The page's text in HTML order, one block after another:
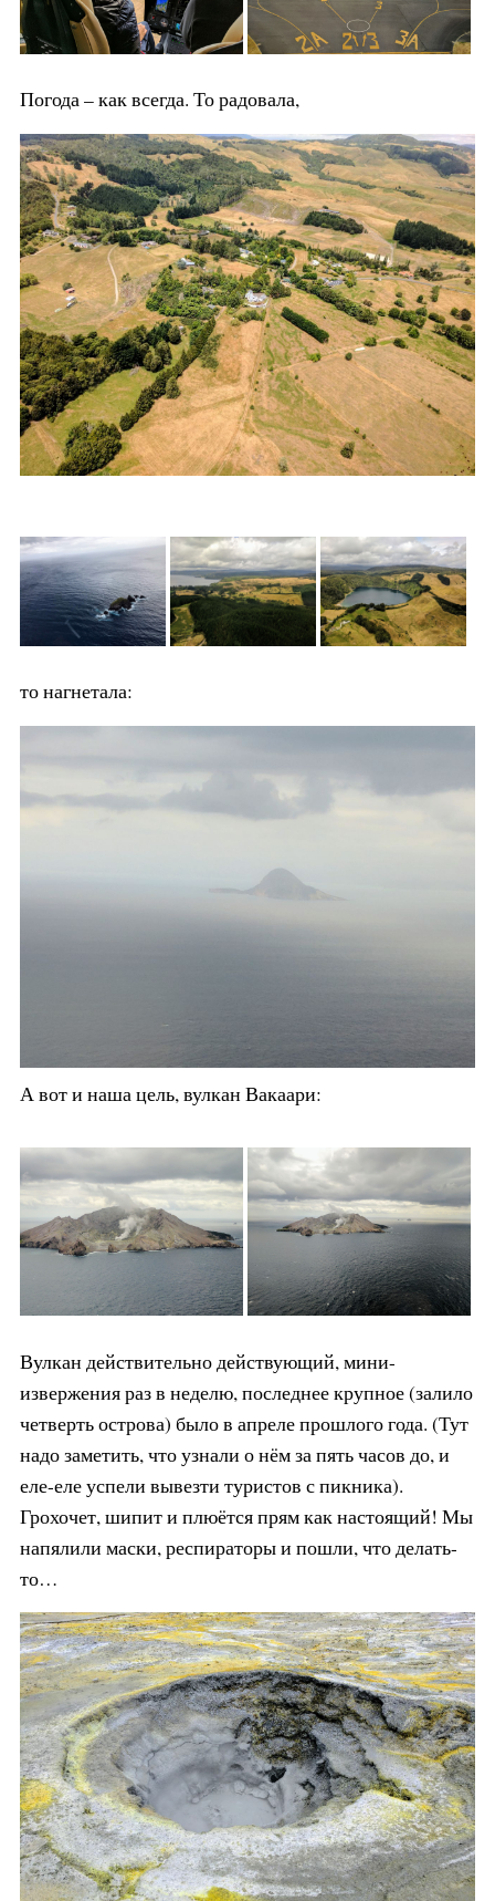
Погода – как всегда. То радовала,
то нагнетала:
А вот и наша цель, вулкан Вакаари:
Вулкан действительно действующий, мини-
извержения раз в неделю, последнее крупное (залило
четверть острова) было в апреле прошлого года. (Тут
надо заметить, что узнали о нём за пять часов до, и
еле-еле успели вывезти туристов с пикника).
Грохочет, шипит и плюётся прям как настоящий! Мы
напялили маски, респираторы и пошли, что делать-
то…